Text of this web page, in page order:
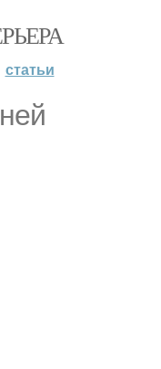
статьи